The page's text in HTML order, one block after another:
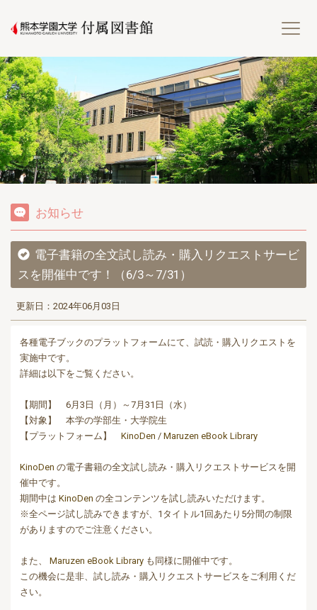
熊
お知らせ
電子書籍の全文試し読み・購入リクエストサービ
スを開催中です！（6/3～7/31）
更新日：2024年06月03日
各種電子ブックのプラットフォームにて、試読・購入リクエストを
実施中です。
詳細は以下をご覧ください。
【期間】 6月3日（月）～7月31日（水）
【対象】 本学の学部生・大学院生
【プラットフォーム】
KinoDen / Maruzen eBook Library
KinoDen の電子書籍の全文試し読み・購入リクエストサービスを開
催中です。
期間中は KinoDen の全コンテンツを試し読みいただけます。
※全ページ試し読みできますが、1タイトル1回あたり5分間の制限
がありますのでご注意ください。
また、 Maruzen eBook Library も同様に開催中です。
この機会に是非、試し読み・購入リクエストサービスをご利用くだ
さい。